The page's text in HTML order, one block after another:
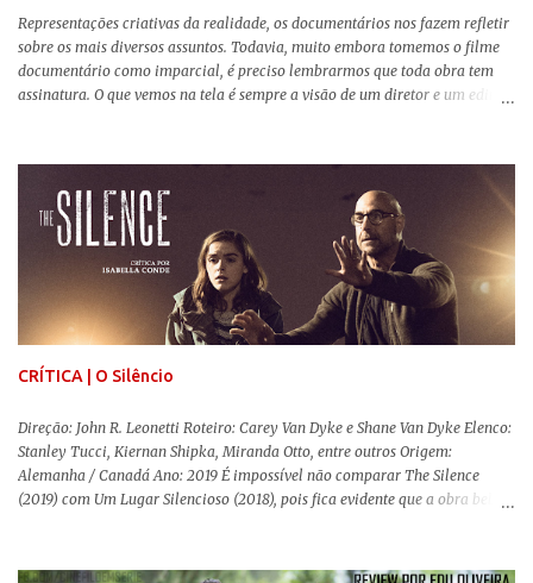
Representações criativas da realidade, os documentários nos fazem refletir
sobre os mais diversos assuntos. Todavia, muito embora tomemos o filme
documentário como imparcial, é preciso lembrarmos que toda obra tem
assinatura. O que vemos na tela é sempre a visão de um diretor e um editor
sempre importante levarmos em conta quem assina e qual a função social
da obra. O cinema brasileiro é celeiro de grandes documentaristas, muitos
deles mundialmente reconhecidos. Pensando na variedade de estilos e
estéticas de se fazer documentários, selecionei 5 produções tupiniquins do
gênero que, para mim, são indispensáveis: ▼ Cabra Marcado para Morrer
(1984) , de Eduardo Coutinho Em 1964, devido ao golpe militar, Eduardo
Coutinho (Edifício Master) teve que abandonar as filmagens do
documentário sobre o assassinato do líder camponês Joã...
CRÍTICA | O Silêncio
Direção: John R. Leonetti Roteiro: Carey Van Dyke e Shane Van Dyke Elenco:
Stanley Tucci, Kiernan Shipka, Miranda Otto, entre outros Origem:
Alemanha / Canadá Ano: 2019 É impossível não comparar The Silence
(2019) com Um Lugar Silencioso (2018), pois fica evidente que a obra bebe
reproduzir alguns elementos que consograram a obra de John Krasinski